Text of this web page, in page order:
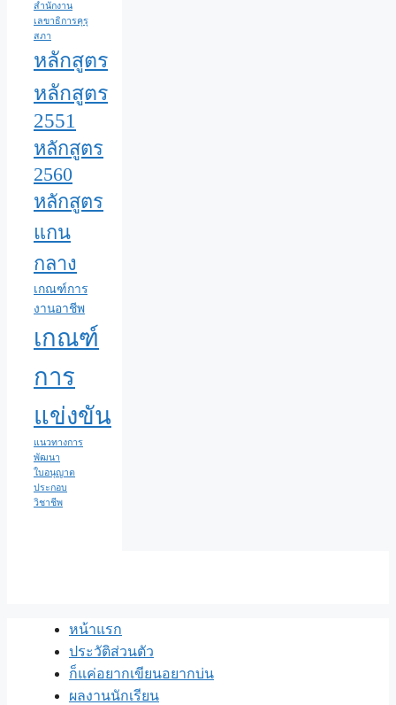
สำนักงาน
เลขาธิการคุรุ
สภา
หลักสูตร
หลักสูตร
2551
หลักสูตร
2560
หลักสูตร
แกน
กลาง
เกณฑ์การ
งานอาชีพ
เกณฑ์
การ
แข่งขัน
แนวทางการ
พัฒนา
ใบอนุญาต
ประกอบ
วิชาชีพ
หน้าแรก
ประวัติส่วนตัว
ก็แค่อยากเขียนอยากบ่น
ผลงานนักเรียน